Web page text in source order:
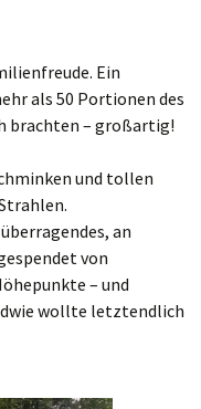
Ein
als 50 Portionen des
brachten – großartig!
und tollen
an
von
– und
wollte letztendlich